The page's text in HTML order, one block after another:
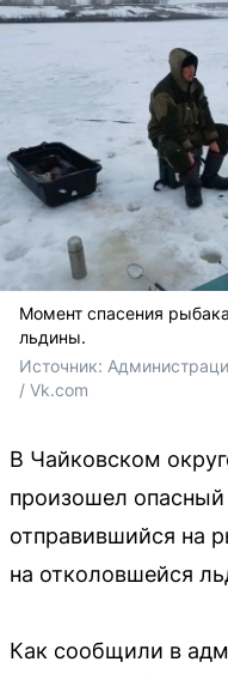
Момент спасения
льдины.
Источник:
/ Vk.com
В Чайковском
произошел
отправившийся на
на отколовшейся
Как сообщили в